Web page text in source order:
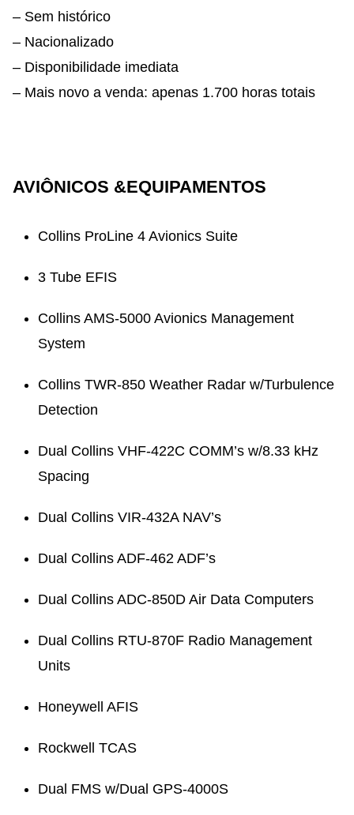
– Sem histórico
– Nacionalizado
– Disponibilidade imediata
– Mais novo a venda: apenas 1.700 horas totais
AVIÔNICOS &EQUIPAMENTOS
Collins ProLine 4 Avionics Suite
3 Tube EFIS
Collins AMS-5000 Avionics Management
System
Collins TWR-850 Weather Radar w/Turbulence
Detection
Dual Collins VHF-422C COMM’s w/8.33 kHz
Spacing
Dual Collins VIR-432A NAV’s
Dual Collins ADF-462 ADF’s
Dual Collins ADC-850D Air Data Computers
Dual Collins RTU-870F Radio Management
Units
Honeywell AFIS
Rockwell TCAS
Dual FMS w/Dual GPS-4000S